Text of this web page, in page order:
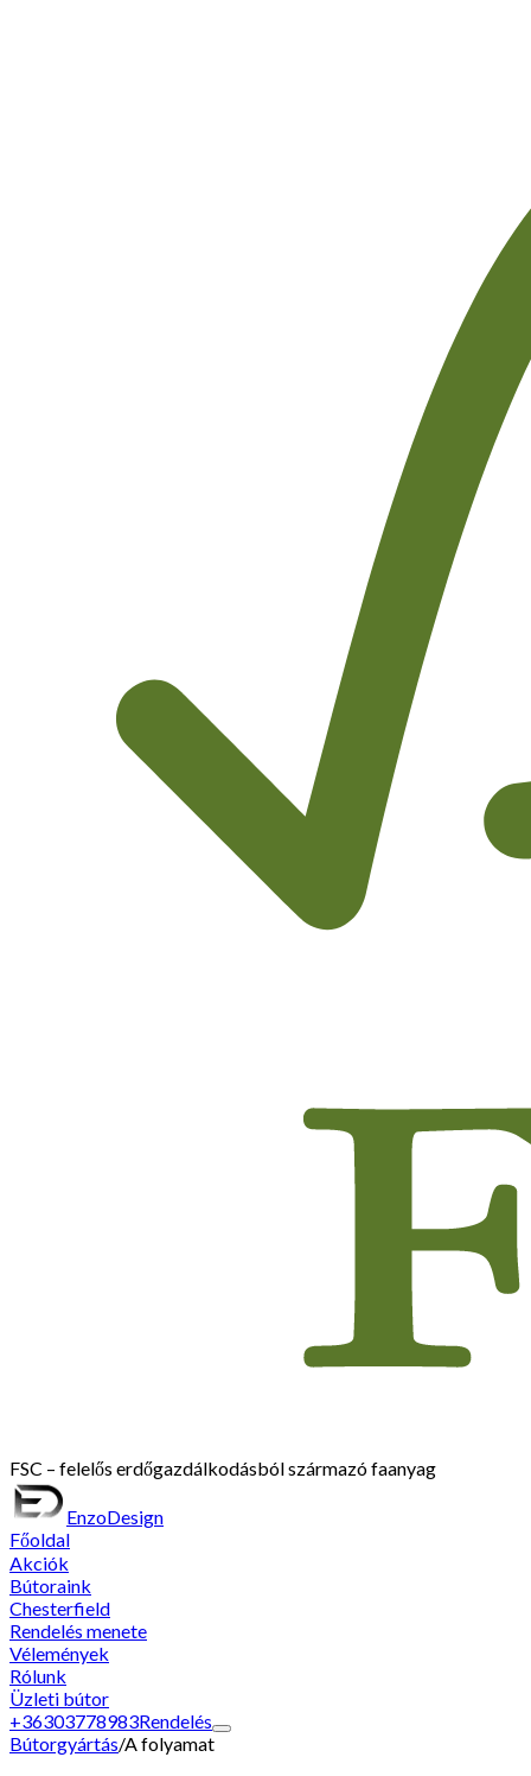
FSC – felelős erdőgazdálkodásból származó faanyag
EnzoDesign
Főoldal
Akciók
Bútoraink
Chesterfield
Rendelés menete
Vélemények
Rólunk
Üzleti bútor
+36303778983Rendelés
Bútorgyártás/A folyamat